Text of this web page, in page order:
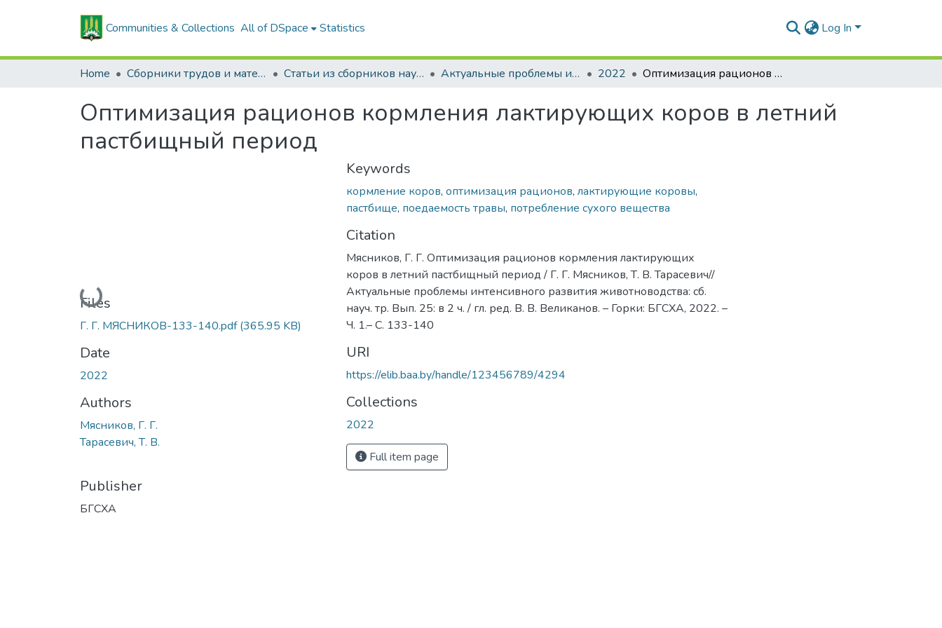
Communities & Collections All of DSpace Statistics Log In
Home Сборники трудов и материалов конференций Статьи из сборников научных трудов Актуальные проблемы интенсивного развития животноводства: сб. науч. тр. 2022 Оптимизация рационов кормления лактирующих коров в летний пастбищный период
Оптимизация рационов кормления лактирующих коров в летний
пастбищный период
Loading...
Files
Г. Г. МЯСНИКОВ-133-140.pdf(365.95 KB)
Date
2022
Authors
Мясников, Г. Г.
Тарасевич, Т. В.
Publisher
БГСХА
Keywords
кормление коров, оптимизация рационов, лактирующие коровы,
пастбище, поедаемость травы, потребление сухого вещества
Citation
Мясников, Г. Г. Оптимизация рационов кормления лактирующих
коров в летний пастбищный период / Г. Г. Мясников, Т. В. Тарасевич//
Актуальные проблемы интенсивного развития животноводства: сб.
науч. тр. Вып. 25: в 2 ч. / гл. ред. В. В. Великанов. – Горки: БГСХА, 2022. –
Ч. 1.– С. 133-140
URI
https://elib.baa.by/handle/123456789/4294
Collections
2022
Full item page